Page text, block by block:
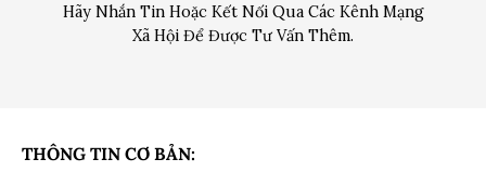
Hãy Nhắn Tin Hoặc Kết Nối Qua Các Kênh Mạng
Xã Hội Để Được Tư Vấn Thêm.
THÔNG TIN CƠ BẢN: